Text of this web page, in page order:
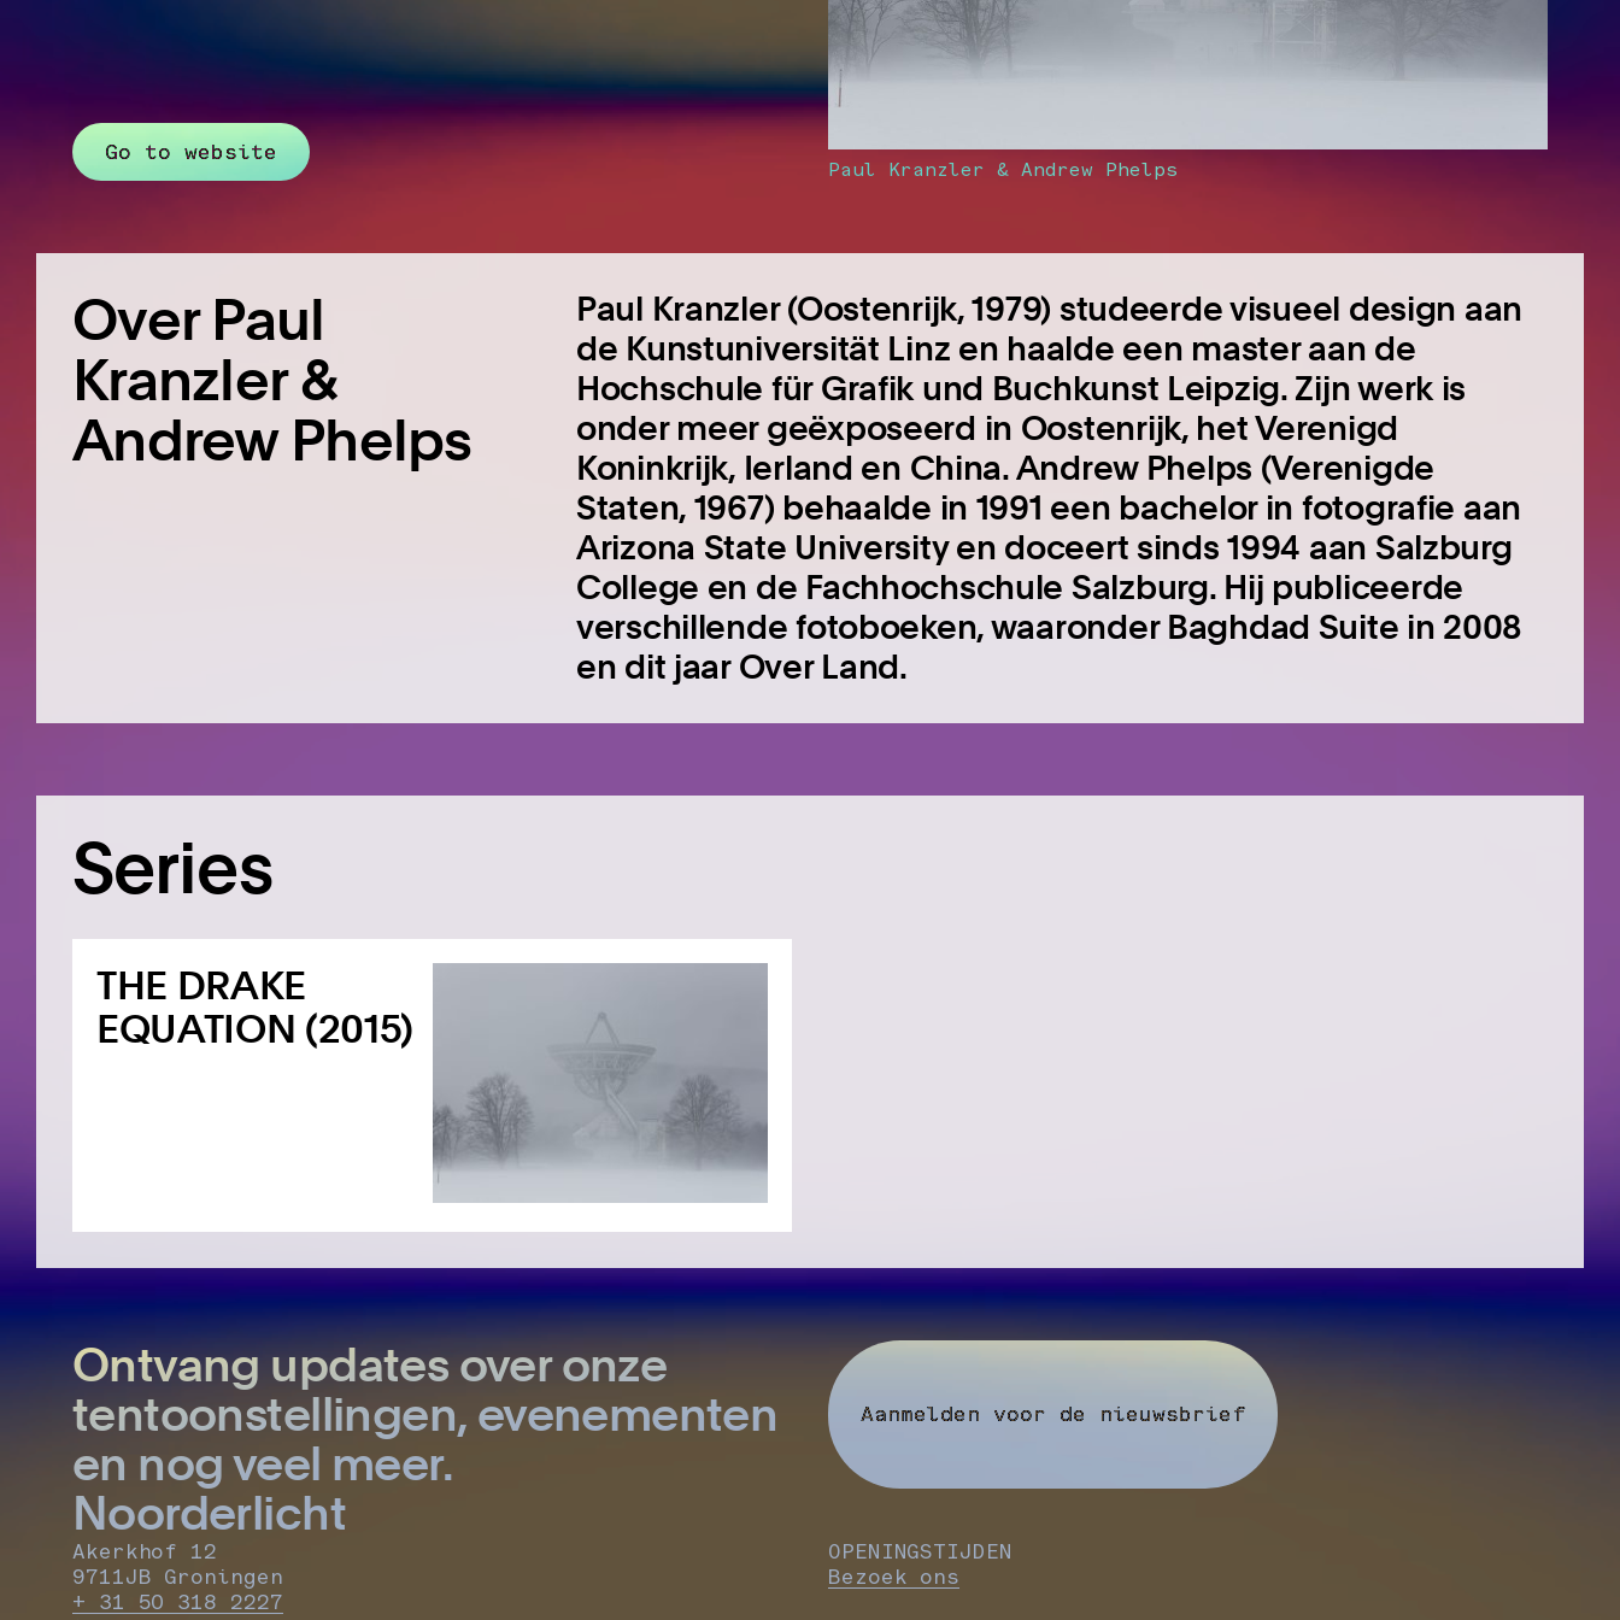
Go to website
Paul Kranzler & Andrew Phelps
Over Paul
Kranzler &
Andrew Phelps
Paul Kranzler (Oostenrijk, 1979) studeerde visueel design aan
de Kunstuniversität Linz en haalde een master aan de
Hochschule für Grafik und Buchkunst Leipzig. Zijn werk is
onder meer geëxposeerd in Oostenrijk, het Verenigd
Koninkrijk, Ierland en China. Andrew Phelps (Verenigde
Staten, 1967) behaalde in 1991 een bachelor in fotografie aan
Arizona State University en doceert sinds 1994 aan Salzburg
College en de Fachhochschule Salzburg. Hij publiceerde
verschillende fotoboeken, waaronder Baghdad Suite in 2008
en dit jaar Over Land.
Series
THE DRAKE
EQUATION (2015)
Ontvang updates over onze
tentoonstellingen, evenementen
en nog veel meer.
Aanmelden voor de nieuwsbrief
Noorderlicht
Akerkhof 12
9711JB Groningen
+ 31 50 318 2227
OPENINGSTIJDEN
Bezoek ons